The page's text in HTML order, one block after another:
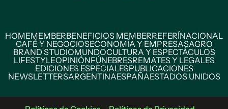
HOMEMEMBERBENEFICIOS MEMBERREFERÍNACIONAL
CAFÉ Y NEGOCIOSECONOMÍA Y EMPRESASAGRO
BRAND STUDIOMUNDOCULTURA Y ESPECTÁCULOS
LIFESTYLEOPINIÓNFÚNEBRESREMATES Y LEGALES
EDICIONES ESPECIALESPUBLICACIONES
NEWSLETTERSARGENTINAESPAÑAESTADOS UNIDOS